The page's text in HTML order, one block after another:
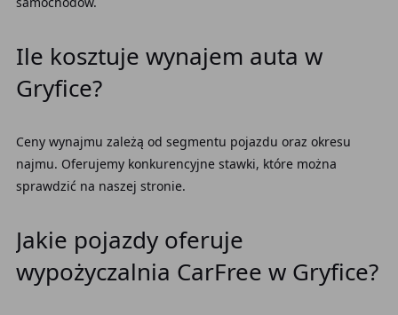
Ile kosztuje wynajem auta w
Gryfice?
Ceny wynajmu zależą od segmentu pojazdu oraz okresu
najmu. Oferujemy konkurencyjne stawki, które można
sprawdzić na naszej stronie.
Jakie pojazdy oferuje
wypożyczalnia CarFree w Gryfice?